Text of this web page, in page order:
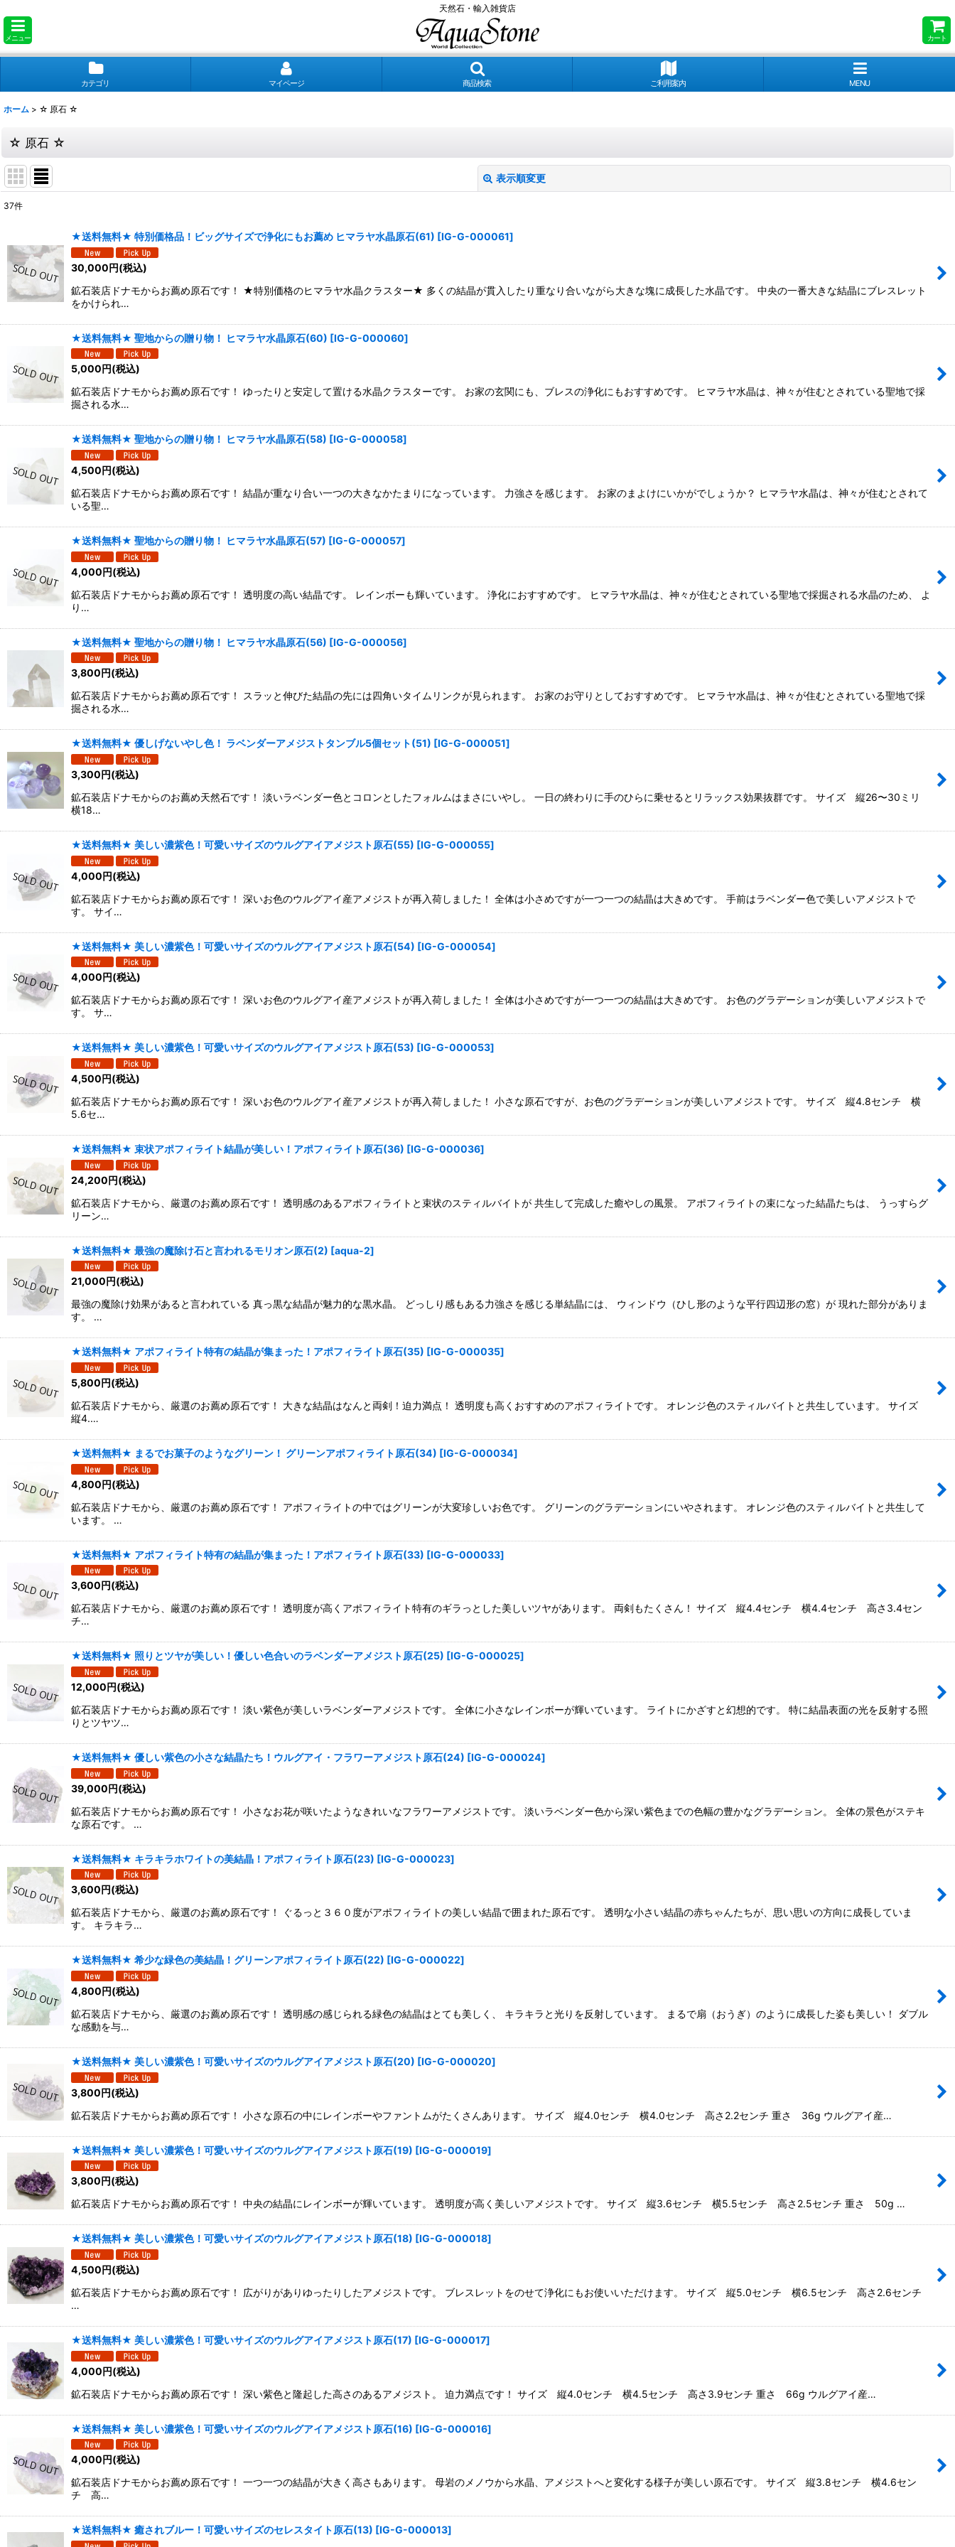
天然石・輸入雑貨店
メニュー カート
カテゴリ マイページ 商品検索 ご利用案内 MENU
ホーム > ☆ 原石 ☆
☆ 原石 ☆
表示順変更
並び順
絞り込む
37件
★送料無料★ 特別価格品！ビッグサイズで浄化にもお薦め ヒマラヤ水晶原石(61) [IG-G-000061]
30,000円(税込)
鉱石装店ドナモからお薦め原石です！ ★特別価格のヒマラヤ水晶クラスター★ 多くの結晶が貫入したり重なり合いながら大きな塊に成長した水晶です。 中央の一番大きな結晶にブレスレット
をかけられ…
★送料無料★ 聖地からの贈り物！ ヒマラヤ水晶原石(60) [IG-G-000060]
5,000円(税込)
鉱石装店ドナモからお薦め原石です！ ゆったりと安定して置ける水晶クラスターです。 お家の玄関にも、ブレスの浄化にもおすすめです。 ヒマラヤ水晶は、神々が住むとされている聖地で採
掘される水…
★送料無料★ 聖地からの贈り物！ ヒマラヤ水晶原石(58) [IG-G-000058]
4,500円(税込)
鉱石装店ドナモからお薦め原石です！ 結晶が重なり合い一つの大きなかたまりになっています。 力強さを感じます。 お家のまよけにいかがでしょうか？ ヒマラヤ水晶は、神々が住むとされて
いる聖…
★送料無料★ 聖地からの贈り物！ ヒマラヤ水晶原石(57) [IG-G-000057]
4,000円(税込)
鉱石装店ドナモからお薦め原石です！ 透明度の高い結晶です。 レインボーも輝いています。 浄化におすすめです。 ヒマラヤ水晶は、神々が住むとされている聖地で採掘される水晶のため、 よ
り…
★送料無料★ 聖地からの贈り物！ ヒマラヤ水晶原石(56) [IG-G-000056]
3,800円(税込)
鉱石装店ドナモからお薦め原石です！ スラッと伸びた結晶の先には四角いタイムリンクが見られます。 お家のお守りとしておすすめです。 ヒマラヤ水晶は、神々が住むとされている聖地で採
掘される水…
★送料無料★ 優しげないやし色！ ラベンダーアメジストタンブル5個セット(51) [IG-G-000051]
3,300円(税込)
鉱石装店ドナモからのお薦め天然石です！ 淡いラベンダー色とコロンとしたフォルムはまさにいやし。 一日の終わりに手のひらに乗せるとリラックス効果抜群です。 サイズ 縦26〜30ミリ
横18…
★送料無料★ 美しい濃紫色！可愛いサイズのウルグアイアメジスト原石(55) [IG-G-000055]
4,000円(税込)
鉱石装店ドナモからお薦め原石です！ 深いお色のウルグアイ産アメジストが再入荷しました！ 全体は小さめですが一つ一つの結晶は大きめです。 手前はラベンダー色で美しいアメジストで
す。 サイ…
★送料無料★ 美しい濃紫色！可愛いサイズのウルグアイアメジスト原石(54) [IG-G-000054]
4,000円(税込)
鉱石装店ドナモからお薦め原石です！ 深いお色のウルグアイ産アメジストが再入荷しました！ 全体は小さめですが一つ一つの結晶は大きめです。 お色のグラデーションが美しいアメジストで
す。 サ…
★送料無料★ 美しい濃紫色！可愛いサイズのウルグアイアメジスト原石(53) [IG-G-000053]
4,500円(税込)
鉱石装店ドナモからお薦め原石です！ 深いお色のウルグアイ産アメジストが再入荷しました！ 小さな原石ですが、お色のグラデーションが美しいアメジストです。 サイズ 縦4.8センチ 横
5.6セ…
★送料無料★ 束状アポフィライト結晶が美しい！アポフィライト原石(36) [IG-G-000036]
24,200円(税込)
鉱石装店ドナモから、厳選のお薦め原石です！ 透明感のあるアポフィライトと束状のスティルバイトが 共生して完成した癒やしの風景。 アポフィライトの束になった結晶たちは、 うっすらグ
リーン…
★送料無料★ 最強の魔除け石と言われるモリオン原石(2) [aqua-2]
21,000円(税込)
最強の魔除け効果があると言われている 真っ黒な結晶が魅力的な黒水晶。 どっしり感もある力強さを感じる単結晶には、 ウィンドウ（ひし形のような平行四辺形の窓）が 現れた部分がありま
す。 …
★送料無料★ アポフィライト特有の結晶が集まった！アポフィライト原石(35) [IG-G-000035]
5,800円(税込)
鉱石装店ドナモから、厳選のお薦め原石です！ 大きな結晶はなんと両剣！迫力満点！ 透明度も高くおすすめのアポフィライトです。 オレンジ色のスティルバイトと共生しています。 サイズ
縦4.…
★送料無料★ まるでお菓子のようなグリーン！ グリーンアポフィライト原石(34) [IG-G-000034]
4,800円(税込)
鉱石装店ドナモから、厳選のお薦め原石です！ アポフィライトの中ではグリーンが大変珍しいお色です。 グリーンのグラデーションにいやされます。 オレンジ色のスティルバイトと共生して
います。 …
★送料無料★ アポフィライト特有の結晶が集まった！アポフィライト原石(33) [IG-G-000033]
3,600円(税込)
鉱石装店ドナモから、厳選のお薦め原石です！ 透明度が高くアポフィライト特有のギラっとした美しいツヤがあります。 両剣もたくさん！ サイズ 縦4.4センチ 横4.4センチ 高さ3.4セン
チ…
★送料無料★ 照りとツヤが美しい！優しい色合いのラベンダーアメジスト原石(25) [IG-G-000025]
12,000円(税込)
鉱石装店ドナモからお薦め原石です！ 淡い紫色が美しいラベンダーアメジストです。 全体に小さなレインボーが輝いています。 ライトにかざすと幻想的です。 特に結晶表面の光を反射する照
りとツヤツ…
★送料無料★ 優しい紫色の小さな結晶たち！ウルグアイ・フラワーアメジスト原石(24) [IG-G-000024]
39,000円(税込)
鉱石装店ドナモからお薦め原石です！ 小さなお花が咲いたようなきれいなフラワーアメジストです。 淡いラベンダー色から深い紫色までの色幅の豊かなグラデーション。 全体の景色がステキ
な原石です。 …
★送料無料★ キラキラホワイトの美結晶！アポフィライト原石(23) [IG-G-000023]
3,600円(税込)
鉱石装店ドナモから、厳選のお薦め原石です！ ぐるっと３６０度がアポフィライトの美しい結晶で囲まれた原石です。 透明な小さい結晶の赤ちゃんたちが、思い思いの方向に成長していま
す。 キラキラ…
★送料無料★ 希少な緑色の美結晶！グリーンアポフィライト原石(22) [IG-G-000022]
4,800円(税込)
鉱石装店ドナモから、厳選のお薦め原石です！ 透明感の感じられる緑色の結晶はとても美しく、 キラキラと光りを反射しています。 まるで扇（おうぎ）のように成長した姿も美しい！ ダブル
な感動を与…
★送料無料★ 美しい濃紫色！可愛いサイズのウルグアイアメジスト原石(20) [IG-G-000020]
3,800円(税込)
鉱石装店ドナモからお薦め原石です！ 小さな原石の中にレインボーやファントムがたくさんあります。 サイズ 縦4.0センチ 横4.0センチ 高さ2.2センチ 重さ 36g ウルグアイ産…
★送料無料★ 美しい濃紫色！可愛いサイズのウルグアイアメジスト原石(19) [IG-G-000019]
3,800円(税込)
鉱石装店ドナモからお薦め原石です！ 中央の結晶にレインボーが輝いています。 透明度が高く美しいアメジストです。 サイズ 縦3.6センチ 横5.5センチ 高さ2.5センチ 重さ 50g …
★送料無料★ 美しい濃紫色！可愛いサイズのウルグアイアメジスト原石(18) [IG-G-000018]
4,500円(税込)
鉱石装店ドナモからお薦め原石です！ 広がりがありゆったりしたアメジストです。 ブレスレットをのせて浄化にもお使いいただけます。 サイズ 縦5.0センチ 横6.5センチ 高さ2.6センチ
…
★送料無料★ 美しい濃紫色！可愛いサイズのウルグアイアメジスト原石(17) [IG-G-000017]
4,000円(税込)
鉱石装店ドナモからお薦め原石です！ 深い紫色と隆起した高さのあるアメジスト。 迫力満点です！ サイズ 縦4.0センチ 横4.5センチ 高さ3.9センチ 重さ 66g ウルグアイ産…
★送料無料★ 美しい濃紫色！可愛いサイズのウルグアイアメジスト原石(16) [IG-G-000016]
4,000円(税込)
鉱石装店ドナモからお薦め原石です！ 一つ一つの結晶が大きく高さもあります。 母岩のメノウから水晶、アメジストへと変化する様子が美しい原石です。 サイズ 縦3.8センチ 横4.6セン
チ 高…
★送料無料★ 癒されブルー！可愛いサイズのセレスタイト原石(13) [IG-G-000013]